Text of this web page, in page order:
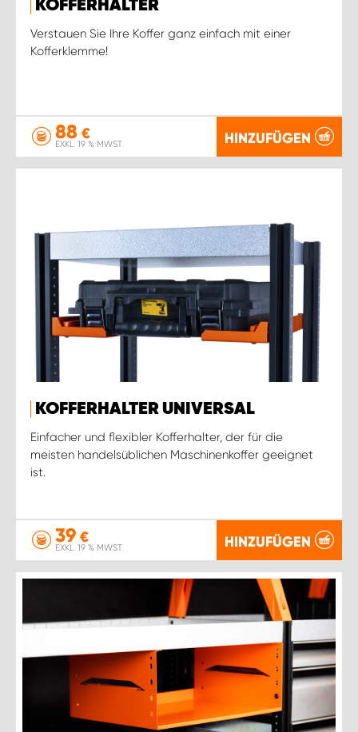
KOFFERHALTER
Verstauen Sie Ihre Koffer ganz einfach mit einer
Kofferklemme!
88 €
EXKL. 19 % MWST. HINZUFÜGEN
KOFFERHALTER UNIVERSAL
Einfacher und flexibler Kofferhalter, der für die
meisten handelsüblichen Maschinenkoffer geeignet
ist.
39 €
EXKL. 19 % MWST. HINZUFÜGEN